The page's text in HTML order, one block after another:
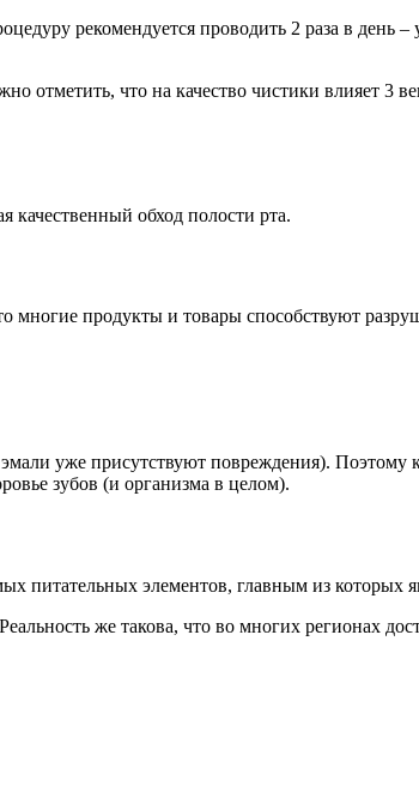
рекомендуется проводить 2 раза в день
отметить, что на качество чистики влияет 3
качественный обход полости рта.
многие продукты и товары способствуют
уже присутствуют повреждения).
зубов (и организма в целом).
питательных элементов, главным из которых
же такова, что во многих регионах